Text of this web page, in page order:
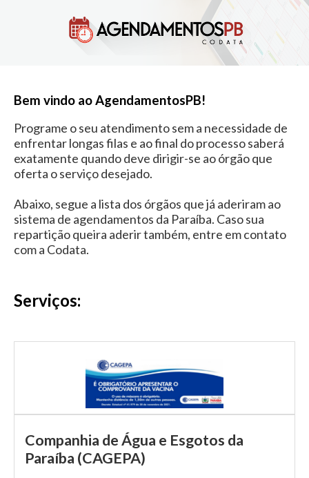
Bem vindo ao AgendamentosPB!
Programe o seu atendimento sem a necessidade de
enfrentar longas filas e ao final do processo saberá
exatamente quando deve dirigir-se ao órgão que
oferta o serviço desejado.
Abaixo, segue a lista dos órgãos que já aderiram ao
sistema de agendamentos da Paraíba. Caso sua
repartição queira aderir também, entre em contato
com a Codata.
Serviços:
Companhia de Água e Esgotos da
Paraíba (CAGEPA)